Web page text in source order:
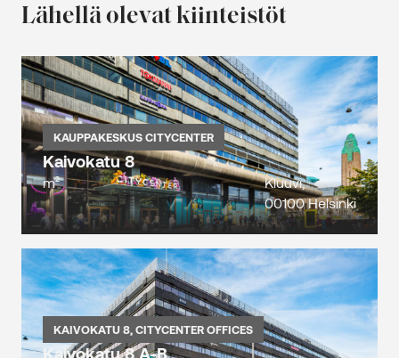
Lähellä olevat kiinteistöt
KAUPPAKESKUS CITYCENTER
Kaivokatu 8
m²
Kluuvi,
00100 Helsinki
KAIVOKATU 8, CITYCENTER OFFICES
Kaivokatu 8 A-B